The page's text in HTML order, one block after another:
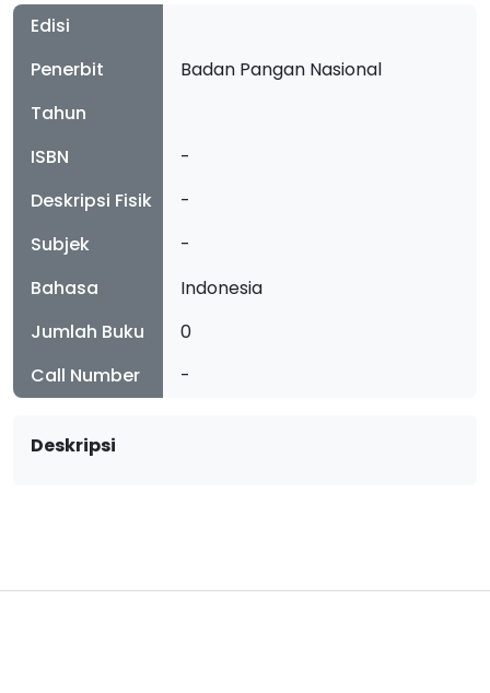
Edisi
Penerbit
Badan Pangan Nasional
Tahun
ISBN
-
Deskripsi Fisik
-
Subjek
-
Bahasa
Indonesia
Jumlah Buku
0
Call Number
-
Deskripsi